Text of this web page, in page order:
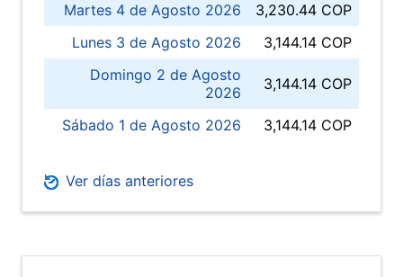
Martes 4 de Agosto 2026
3,230.44 COP
Lunes 3 de Agosto 2026
3,144.14 COP
Domingo 2 de Agosto
2026
3,144.14 COP
Sábado 1 de Agosto 2026 3,144.14 COP
Ver días anteriores